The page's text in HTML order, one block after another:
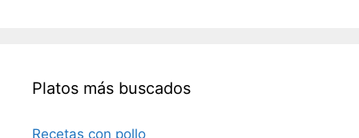
Platos más buscados
Recetas con pollo